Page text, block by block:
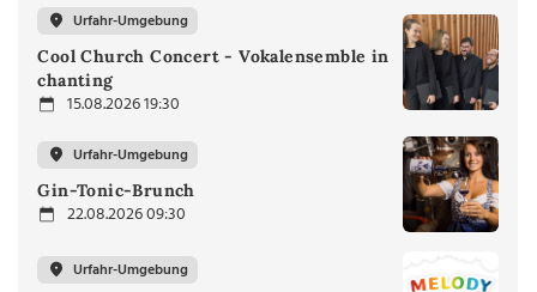
Urfahr-Umgebung
Cool Church Concert - Vokalensemble in
chanting
15.08.2026 19:30
Urfahr-Umgebung
Gin-Tonic-Brunch
22.08.2026 09:30
Urfahr-Umgebung